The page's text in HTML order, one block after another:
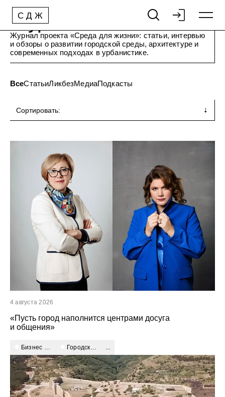
С Д Ж
Журнал
Журнал проекта «Среда для жизни»: статьи, интервью
и обзоры о развитии городской среды, архитектуре и
современных подходах в урбанистике.
ВсеСтатьиЛикбезМедиаПодкасты
Сортировать:
Сначала старые
По названию: А-Я
По названию: Я-А
4 августа 2026
«Пусть город наполнится центрами досуга
и общения»
бизнес и власть городское развитие